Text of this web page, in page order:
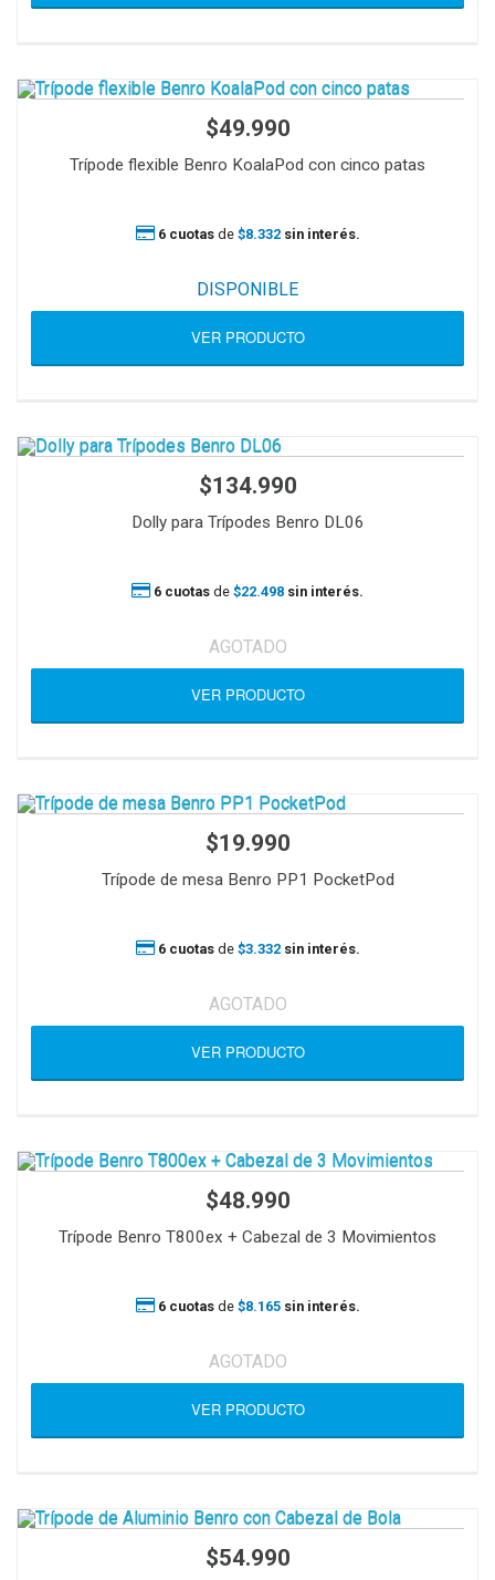
$49.990
Trípode flexible Benro KoalaPod con cinco patas
6 cuotasde $8.332 sin interés.
DISPONIBLE
VER PRODUCTO
$134.990
Dolly para Trípodes Benro DL06
6 cuotas de $22.498 sin interés.
AGOTADO
VER PRODUCTO
$19.990
Trípode de mesa Benro PP1 PocketPod
6 cuotasde $3.332 sin interés.
AGOTADO
VER PRODUCTO
$48.990
Trípode Benro T800ex + Cabezal de 3 Movimientos
6 cuotasde $8.165 sin interés.
AGOTADO
VER PRODUCTO
$54.990